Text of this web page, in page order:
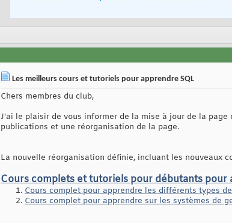
Les meilleurs cours et tutoriels pour apprendre SQL
Chers membres du club,
J'ai le plaisir de vous informer de la mise à jour de la page
publications et une réorganisation de la page.
La nouvelle réorganisation définie, incluant les nouveaux
Cours complets et tutoriels pour débutants pour
Cours complet pour apprendre les différents types
Cours complet pour apprendre sur les systèmes de